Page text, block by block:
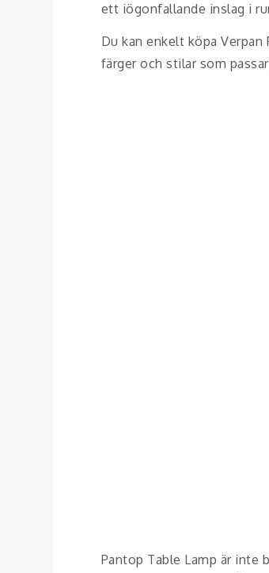
ett iögonfallande inslag i
Du kan enkelt köpa
färger och stilar som
Pantop Table Lamp är inte